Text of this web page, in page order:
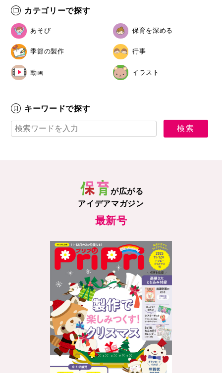
カテゴリーで探す
あそび 保育を深める
季節の製作 行事
動画 イラスト
キーワードで探す
が広がる
アイデアマガジン
最新号